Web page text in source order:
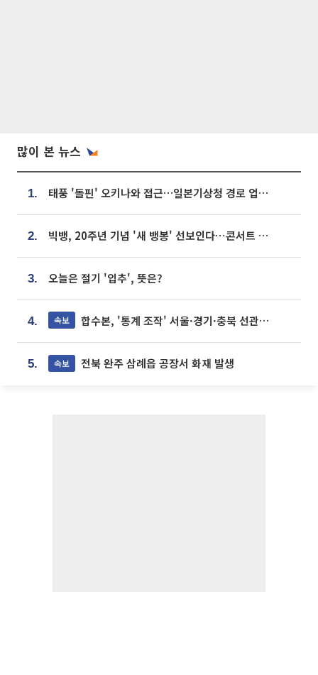
많이 본 뉴스
1. 태풍 '돌핀' 오키나와 접근…일본기상청 경로 업데이트
2. 빅뱅, 20주년 기념 '새 뱅봉' 선보인다⋯콘서트 앞두고 팝업 개최
3. 오늘은 절기 '입추', 뜻은?
4. 속보 합수본, '통계 조작' 서울·경기·충북 선관위 등 추가 압수수색
5. 속보 전북 완주 삼례읍 공장서 화재 발생